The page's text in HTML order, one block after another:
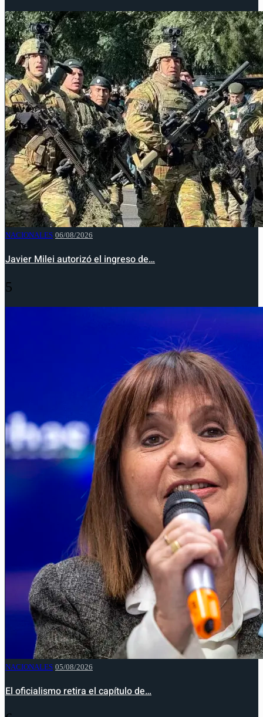
NACIONALES 06/08/2026
Javier Milei autorizó el ingreso de…
5
NACIONALES 05/08/2026
El oficialismo retira el capítulo de…